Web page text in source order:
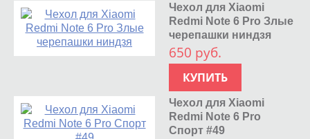
Чехол для Xiaomi
Redmi Note 6 Pro Злые
черепашки ниндзя
650 руб.
КУПИТЬ
Чехол для Xiaomi
Redmi Note 6 Pro
Спорт #49